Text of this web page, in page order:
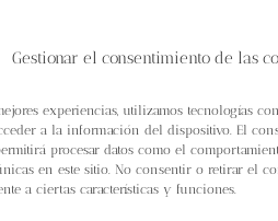
Gestionar el consentimiento de las
experiencias, utilizamos tecnologías
a la información del dispositivo. El
procesar datos como el
en este sitio. No consentir o retirar el
a ciertas características y funciones.